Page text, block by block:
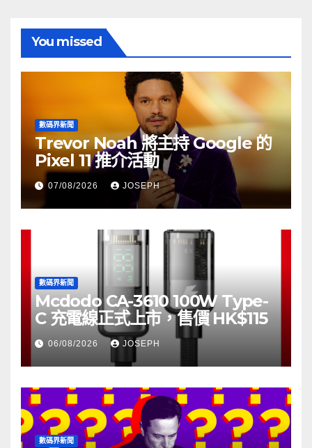
You missed
數碼界新聞
Trevor Noah 將主持 Google 的
Pixel 11 推介活動
07/08/2026 JOSEPH
數碼界新聞
Mcdodo CA-3610 100W Type-
C 充電線正式上市，售價 HK$115
06/08/2026 JOSEPH
數碼界新聞